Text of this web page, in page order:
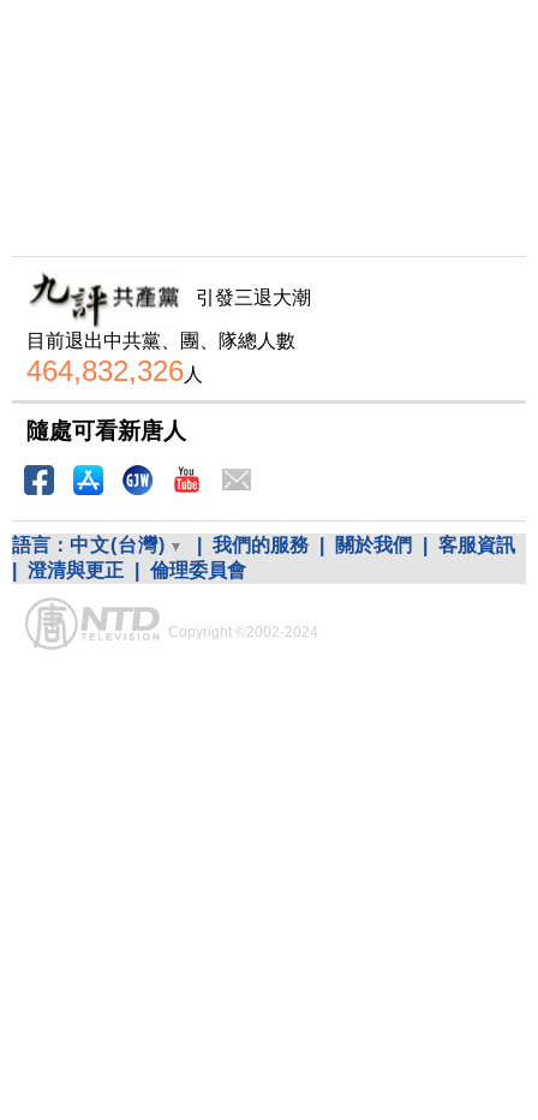
引發三退大潮
目前退出中共黨、團、隊總人數
464,832,326人
隨處可看新唐人
語言： 中文(台灣) 我們的服務 關於我們
客服資訊
澄清與更正 倫理委員會
Copyright ©2002-2024